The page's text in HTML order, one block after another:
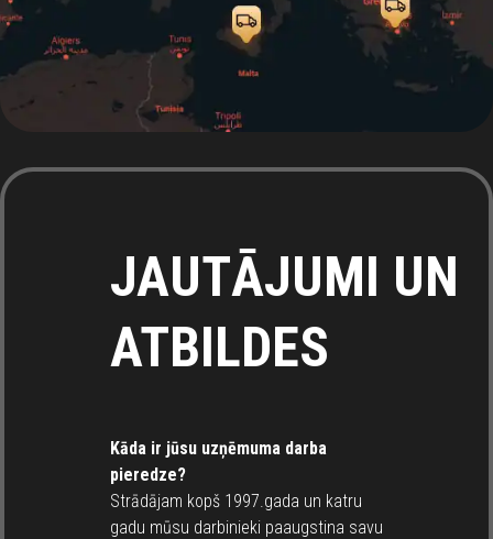
JAUTĀJUMI UN
ATBILDES
Kāda ir jūsu uzņēmuma darba
pieredze?
Strādājam kopš 1997.gada un katru
gadu mūsu darbinieki paaugstina savu